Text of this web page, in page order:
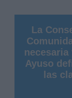
La
necesaria
Ayuso
las